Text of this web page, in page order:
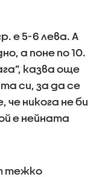
е 5-6 лева. А
а поне по 10.
казва още
си, за да се
че никога не би
е нейната
тежко